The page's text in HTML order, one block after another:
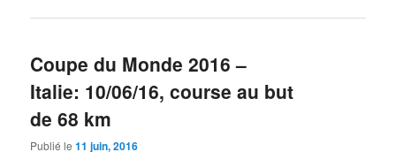
Coupe du Monde 2016 –
Italie: 10/06/16, course au but
de 68 km
Publié le11 juin, 2016